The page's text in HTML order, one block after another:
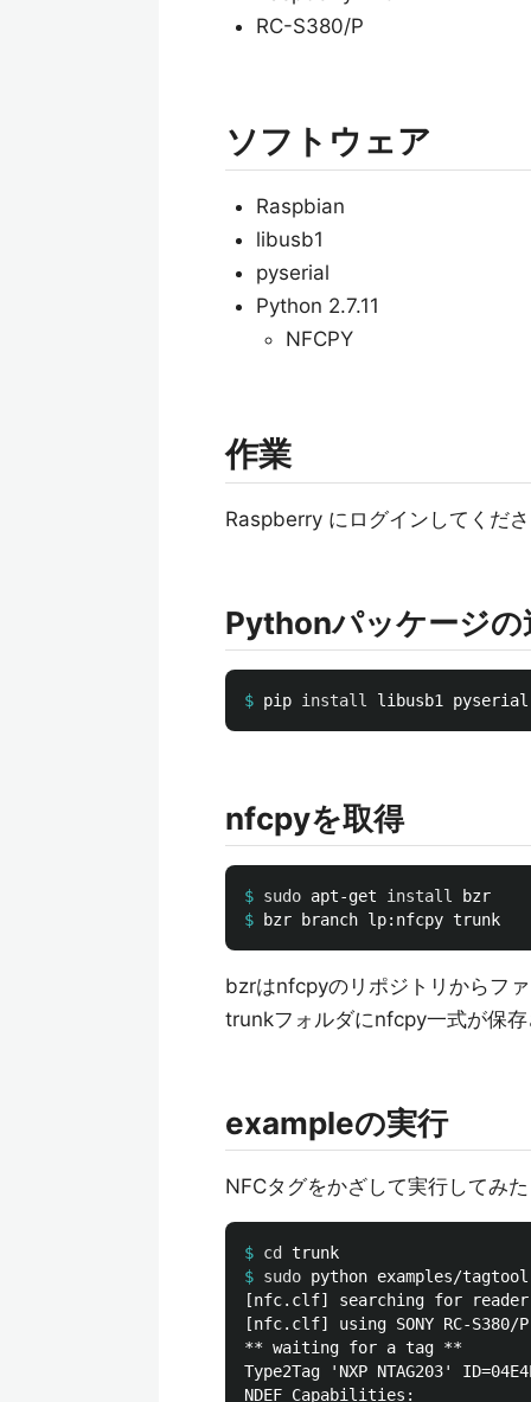
RC-S380/P
ソフトウェア
Raspbian
libusb1
pyserial
Python 2.7.11
NFCPY
作業
Raspberry にログインしてくだ
Pythonパッケージの
$ pip install
nfcpyを取得
$ sudo apt-get install
$
bzrはnfcpyのリポジトリからフ
trunkフォルダにnfcpy一式が保
exampleの実行
NFCタグをかざして実行してみた
$ cd
$ sudo
[nfc.clf] searching for reader
[nfc.clf] using SONY RC-S380/
** waiting for a tag **
Type2Tag 'NXP NTAG203'
NDEF Capabilities: